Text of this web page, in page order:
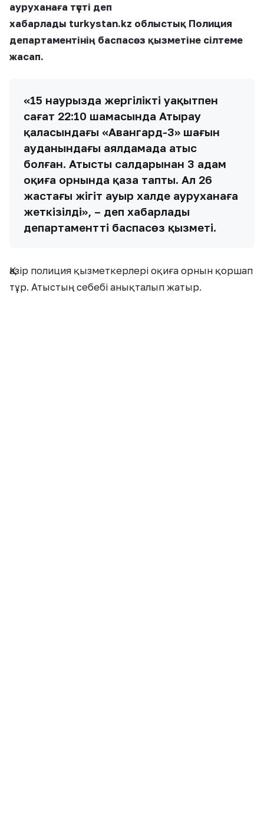
ауруханаға түсті деп
хабарлады turkystan.kz облыстық Полиция
департаментінің баспасөз қызметіне сілтеме
жасап.
«15 наурызда жергілікті уақытпен
сағат 22:10 шамасында Атырау
қаласындағы «Авангард-3» шағын
ауданындағы аялдамада атыс
болған. Атыстың салдарынан 3 адам
оқиға орнында қаза тапты. Ал 26
жастағы жігіт ауыр халде ауруханаға
жеткізілді», – деп хабарлады
департаменттің баспасөз қызметі.
Қазір полиция қызметкерлері оқиға орнын қоршап
тұр. Атыстың себебі анықталып жатыр.